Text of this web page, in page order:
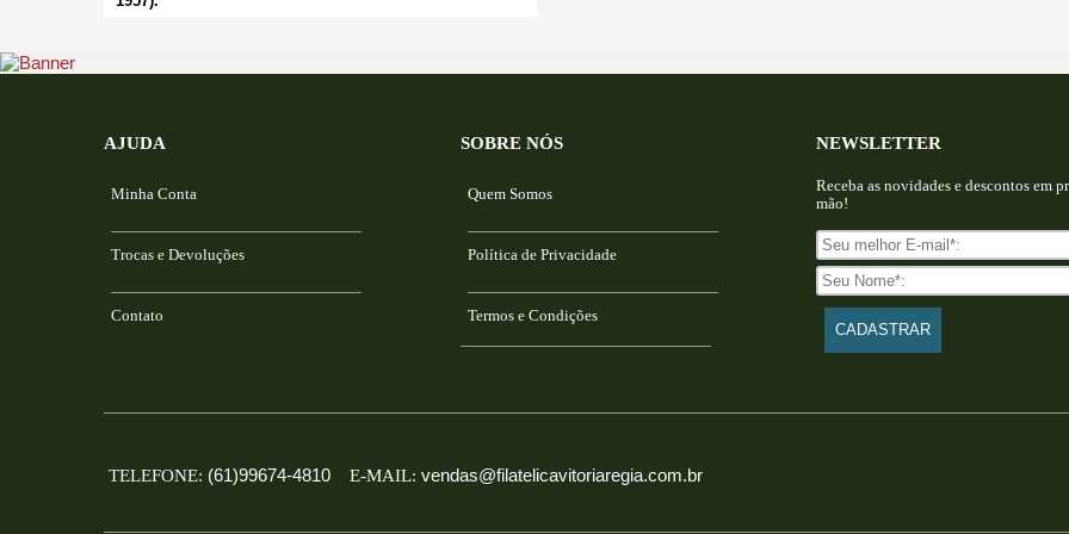
AJUDA
Minha Conta
Trocas e Devoluções
Contato
SOBRE NÓS
Quem Somos
Política de Privacidade
Termos e Condições
NEWSLETTER
Receba as novidades e descontos em
mão!
TELEFONE: (61)99674-4810 E-MAIL: vendas@filatelicavitoriaregia.com.br